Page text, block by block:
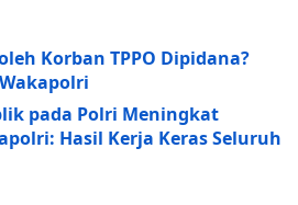
Korban TPPO Dipidana?
pada Polri Meningkat
Hasil Kerja Keras Seluruh